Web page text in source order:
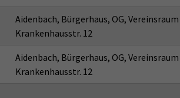
Aidenbach, Bürgerhaus, OG, Vereinsraum
Krankenhausstr. 12
Aidenbach, Bürgerhaus, OG, Vereinsraum
Krankenhausstr. 12